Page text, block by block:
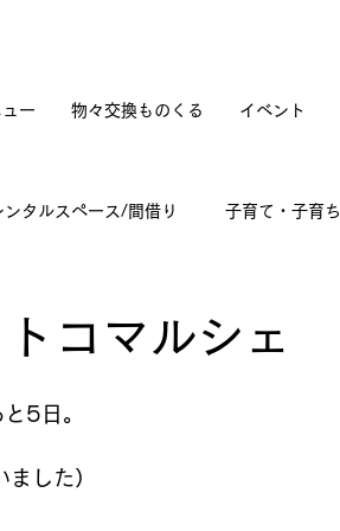
ュー 物々交換ものくる イベント
ンタルスペース/間借り 子育て・子育ち
コマルシェ
5日。
ました）